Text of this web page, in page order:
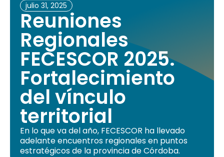
julio 31, 2025
Reuniones
Regionales
FECESCOR 2025.
Fortalecimiento
del vínculo
territorial
En lo que va del año, FECESCOR ha llevado
adelante encuentros regionales en puntos
estratégicos de la provincia de Córdoba.